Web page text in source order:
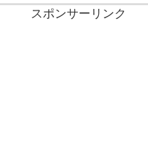
スポンサーリンク